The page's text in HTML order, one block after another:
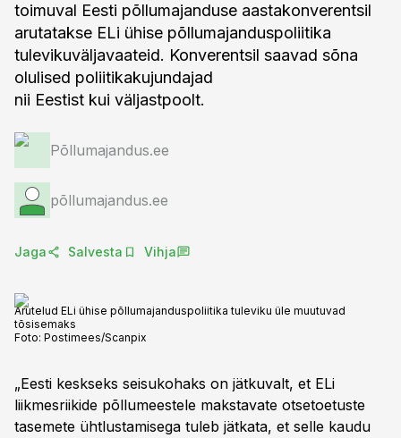
toimuval Eesti põllumajanduse aastakonverentsil
arutatakse ELi ühise põllumajanduspoliitika
tulevikuväljavaateid. Konverentsil saavad sõna
olulised poliitikakujundajad
Põllumajandus.ee
põllumajandus.ee
Jaga Salvesta Vihja
Arutelud ELi ühise põllumajanduspoliitika tuleviku üle muutuvad
tõsisemaks
Foto: Postimees/Scanpix
„Eesti keskseks seisukohaks on jätkuvalt, et ELi
liikmesriikide põllumeestele makstavate otsetoetuste
tasemete ühtlustamisega tuleb jätkata, et selle kaudu